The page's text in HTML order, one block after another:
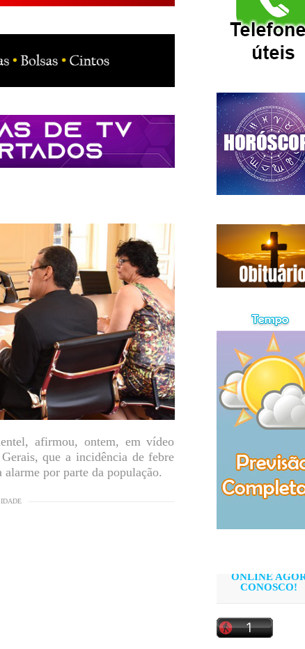
afirmou, ontem, em vídeo
que a incidência de febre
por parte da população.
ONLINE
CONOSCO!